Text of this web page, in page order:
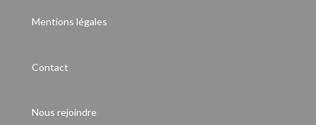
Mentions légales
Contact
Nous rejoindre